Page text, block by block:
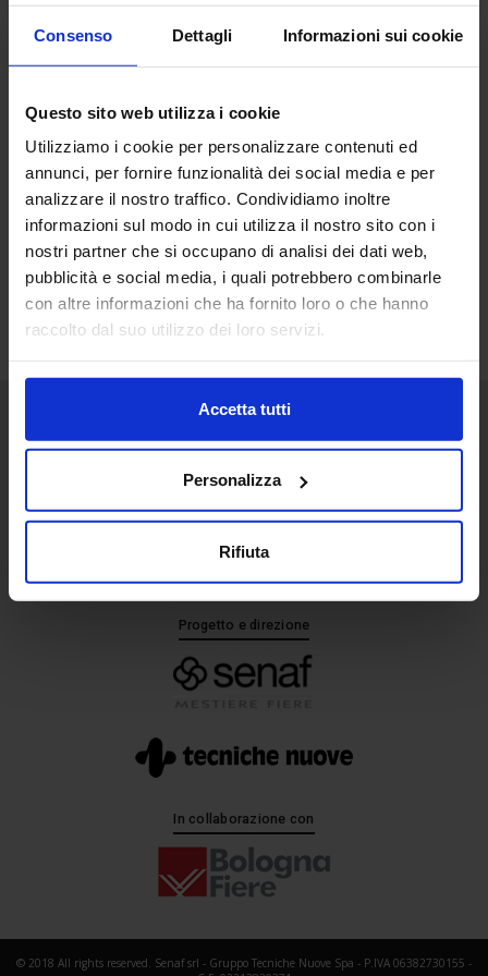
Consenso Dettagli Informazioni sui cookie
Questo sito web utilizza i cookie
Utilizziamo i cookie per personalizzare contenuti ed
annunci, per fornire funzionalità dei social media e per
analizzare il nostro traffico. Condividiamo inoltre
informazioni sul modo in cui utilizza il nostro sito con i
nostri partner che si occupano di analisi dei dati web,
pubblicità e social media, i quali potrebbero combinarle
con altre informazioni che ha fornito loro o che hanno
raccolto dal suo utilizzo dei loro servizi.
Accetta tutti
Personalizza
Rifiuta
Senaf srl
+ 39 051.325511
+ 39 02.332039460
Progetto e direzione
In collaborazione con
© 2018 All rights reserved. Senaf srl - Gruppo Tecniche Nuove Spa - P.IVA 06382730155 -